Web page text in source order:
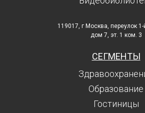
119017, г Москва, переулок
дом 7, эт. 1 ком. 3
СЕГМЕНТЫ
Образование
Гостиницы